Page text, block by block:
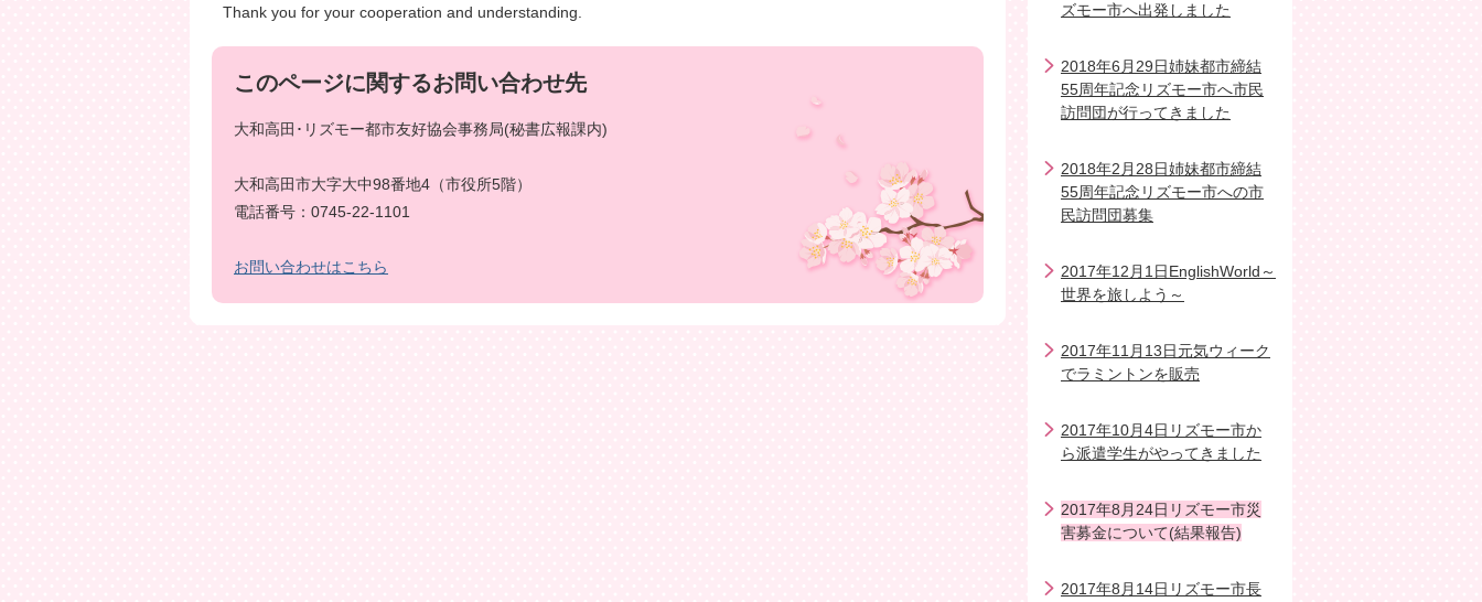
Thank you for your cooperation and understanding.
このページに関するお問い合わせ先
大和高田･リズモー都市友好協会事務局(秘書広報課内)
大和高田市大字大中98番地4（市役所5階）
電話番号：0745-22-1101
お問い合わせはこちら
ズモー市へ出発しました
2018年6月29日姉妹都市締結
55周年記念リズモー市へ市民
訪問団が行ってきました
2018年2月28日姉妹都市締結
55周年記念リズモー市への市
民訪問団募集
2017年12月1日EnglishWorld～
世界を旅しよう～
2017年11月13日元気ウィーク
でラミントンを販売
2017年10月4日リズモー市か
ら派遣学生がやってきました
2017年8月24日リズモー市災
害募金について(結果報告)
2017年8月14日リズモー市長